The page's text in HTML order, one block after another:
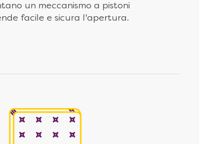
un meccanismo a pistoni
facile e sicura l'apertura.